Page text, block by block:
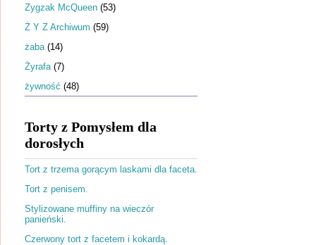
Zygzak McQueen (53)
Ż Y Z Archiwum (59)
żaba (14)
Żyrafa (7)
żywność (48)
Torty z Pomysłem dla
dorosłych
Tort z trzema gorącym laskami dla faceta.
Tort z penisem.
Stylizowane muffiny na wieczór
panieński.
Czerwony tort z facetem i kokardą.